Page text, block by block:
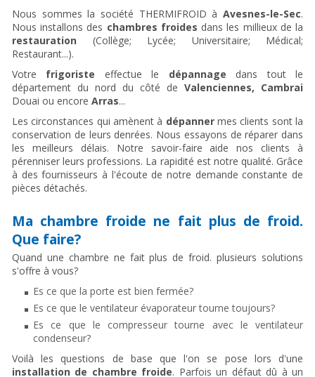
Nous sommes la société THERMIFROID à Avesnes-le-Sec.
Nous installons des chambres froides dans les millieux de la
restauration (Collège; Lycée; Universitaire; Médical;
Restaurant...).
Votre frigoriste effectue le dépannage dans tout le
département du nord du côté de Valenciennes, Cambrai
Douai ou encore Arras...
Les circonstances qui amènent à dépannermes clients sont la
conservation de leurs denrées. Nous essayons de réparer dans
les meilleurs délais. Notre savoir-faire aide nos clients à
pérenniser leurs professions. La rapidité est notre qualité. Grâce
à des fournisseurs à l'écoute de notre demande constante de
pièces détachés.
Ma chambre froide ne fait plus de froid.
Que faire?
Quand une chambre ne fait plus de froid. plusieurs solutions
s'offre à vous?
Es ce que la porte est bien fermée?
Es ce que le ventilateur évaporateur tourne toujours?
Es ce que le compresseur tourne avec le ventilateur
condenseur?
Voilà les questions de base que l'on se pose lors d'une
installation de chambre froide. Parfois un défaut dû à un